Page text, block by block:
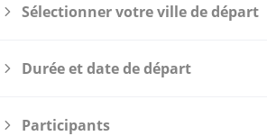
Sélectionner votre ville de départ
Durée et date de départ
Participants